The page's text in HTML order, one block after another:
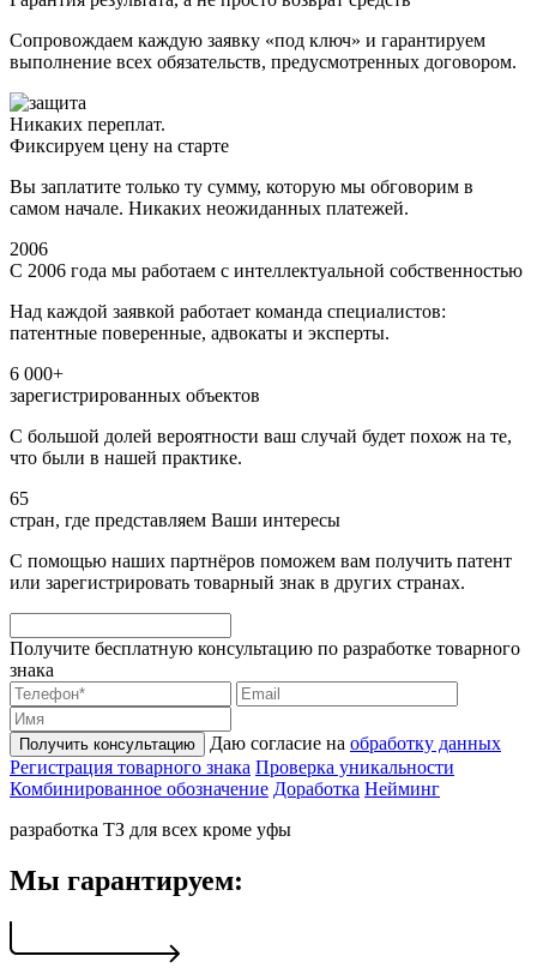
Сопровождаем каждую заявку «под ключ» и гарантируем
выполнение всех обязательств, предусмотренных договором.
Никаких переплат.
Фиксируем цену на старте
Вы заплатите только ту сумму, которую мы обговорим в
самом начале. Никаких неожиданных платежей.
2006
С 2006 года мы работаем с интеллектуальной собственностью
Над каждой заявкой работает команда специалистов:
патентные поверенные, адвокаты и эксперты.
6 000+
зарегистрированных объектов
С большой долей вероятности ваш случай будет похож на те,
что были в нашей практике.
65
стран, где представляем Ваши интересы
С помощью наших партнёров поможем вам получить патент
или зарегистрировать товарный знак в других странах.
Получите бесплатную консультацию по разработке товарного
знака
Получить консультацию Даю согласие на обработку данных
Регистрация товарного знака Проверка уникальности
Комбинированное обозначение Доработка Нейминг
разработка ТЗ для всех кроме уфы
Мы гарантируем: